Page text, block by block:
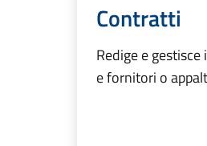
Contratti
Redige e
e fornitori o